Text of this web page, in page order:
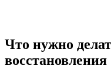
Что нужно
восстановления